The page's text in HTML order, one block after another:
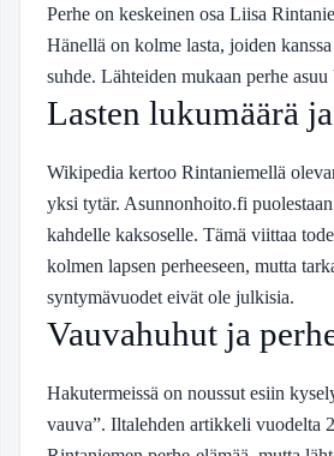
Perhe on keskeinen osa Liisa
Hänellä on kolme lasta, joiden
suhde. Lähteiden mukaan perhe asuu
Lasten lukumäärä
Wikipedia kertoo Rintaniemellä
yksi tytär. Asunnonhoito.fi
kahdelle kaksoselle. Tämä viittaa
kolmen lapsen perheeseen, mutta
syntymävuodet eivät ole julkisia.
Vauvahuhut ja
Hakutermeissä on noussut esiin
vauva”. Iltalehden artikkeli vuodelta